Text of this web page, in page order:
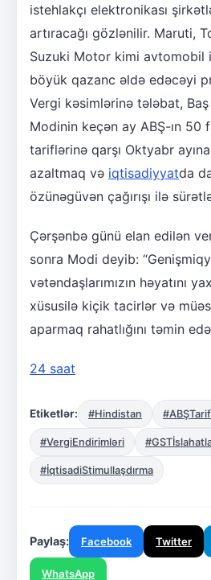
istehlakçı elektronikası
artıracağı gözlənilir. Maruti,
Suzuki Motor kimi avtomobil
böyük qazanc əldə edəcəyi
Vergi kəsimlərinə tələbat,
Modinin keçən ay ABŞ-ın 50
tariflərinə qarşı Oktyabr
azaltmaq və iqtisadiyyatda
özünəgüvən çağırışı ilə
Çərşənbə günü elan edilən
sonra Modi deyib:
vətəndaşlarımızın həyatını
xüsusilə kiçik tacirlər və
aparmaq rahatlığını təmin
24 saat
Etiketlər: #Hindistan
#VergiEndirimləri
#İqtisadiStimullaşdırma
Paylaş: Facebook Twitter
WhatsApp